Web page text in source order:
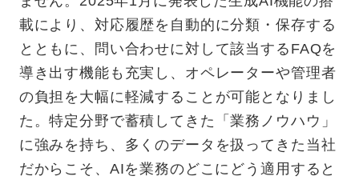
載により、対応履歴を自動的に分類・保存する
とともに、問い合わせに対して該当するFAQを
導き出す機能も充実し、オペレーターや管理者
の負担を大幅に軽減することが可能となりまし
た。特定分野で蓄積してきた「業務ノウハウ」
に強みを持ち、多くのデータを扱ってきた当社
だからこそ、AIを業務のどこにどう適用すると